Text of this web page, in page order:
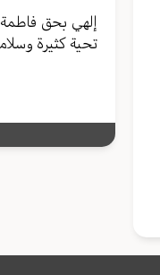
إلهي بحق فاطمة
تحیة کثیرة